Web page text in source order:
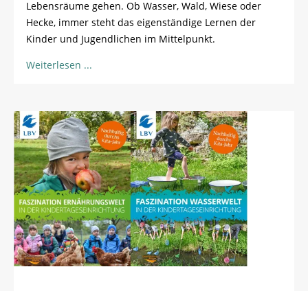
Lebensräume gehen. Ob Wasser, Wald, Wiese oder
Hecke, immer steht das eigenständige Lernen der
Kinder und Jugendlichen im Mittelpunkt.
Weiterlesen